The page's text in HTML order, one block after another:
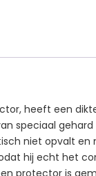
heeft een
speciaal
niet opvalt en
hij echt het
protector is